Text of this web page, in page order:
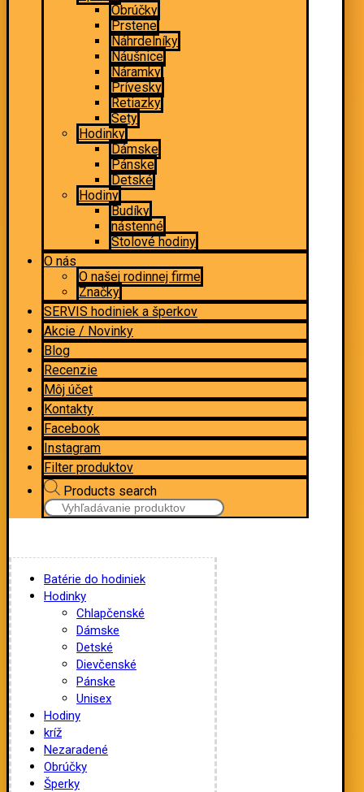
Obrúčky
Prstene
Náhrdelníky
Náušnice
Náramky
Prívesky
Retiazky
Sety
Hodinky
Dámske
Pánske
Detské
Hodiny
Budíky
nástenné
Stolové hodiny
O nás
O našej rodinnej firme
Značky
SERVIS hodiniek a šperkov
Akcie / Novinky
Blog
Recenzie
Môj účet
Kontakty
Facebook
Instagram
Filter produktov
Products search
Batérie do hodiniek
Hodinky
Chlapčenské
Dámske
Detské
Dievčenské
Pánske
Unisex
Hodiny
kríž
Nezaradené
Obrúčky
Šperky